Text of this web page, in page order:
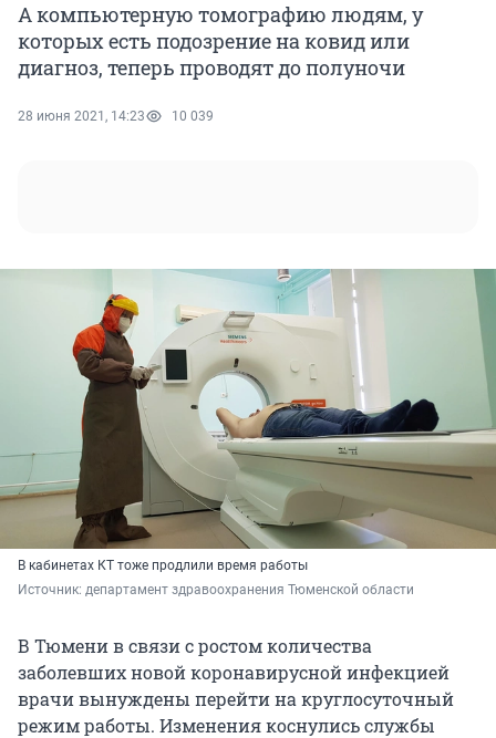
А компьютерную томографию людям, у
которых есть подозрение на ковид или
диагноз, теперь проводят до полуночи
28 июня 2021, 14:23 10 039
В кабинетах КТ тоже продлили время работы
Источник: департамент здравоохранения Тюменской области
В Тюмени в связи с ростом количества
заболевших новой коронавирусной инфекцией
врачи вынуждены перейти на круглосуточный
режим работы. Изменения коснулись службы